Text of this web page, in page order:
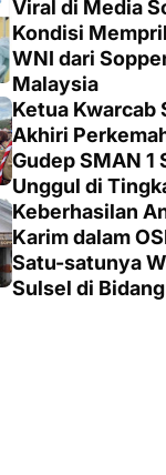
Viral di Media
Kondisi
WNI dari
Malaysia
Ketua Kwarcab
Akhiri
Gudep SMAN 1
Unggul di
Penegak
Keberhasilan
Karim dalam
Satu-satunya
Sulsel di